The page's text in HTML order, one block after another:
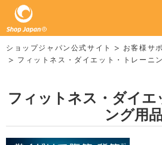
ショップジャパン公式サイト
お客様サ
フィットネス・ダイエット・トレーニ
フィットネス・ダイエ
ング用